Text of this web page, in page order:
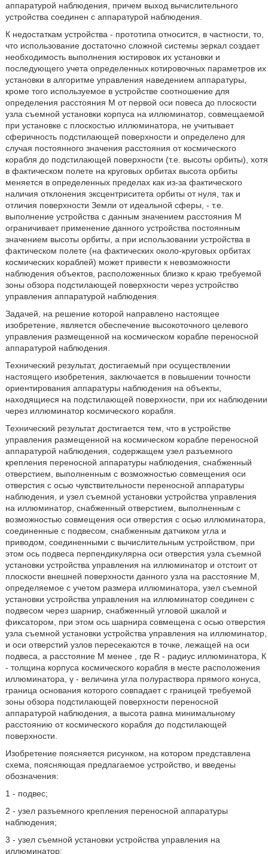
аппаратурой наблюдения, причем выход вычислительного
устройства соединен с аппаратурой наблюдения.
К недостаткам устройства - прототипа относится, в частности, то,
что использование достаточно сложной системы зеркал создает
необходимость выполнения юстировок их установки и
последующего учета определенных котировочных параметров их
установки в алгоритме управления наведением аппаратуры,
кроме того используемое в устройстве соотношение для
определения расстояния М от первой оси повеса до плоскости
узла съемной установки корпуса на иллюминатор, совмещаемой
при установке с плоскостью иллюминатора, не учитывает
сферичность подстилающей поверхности и определено для
случая постоянного значения расстояния от космического
корабля до подстилающей поверхности (т.е. высоты орбиты), хотя
в фактическом полете на круговых орбитах высота орбиты
меняется в определенных пределах как из-за фактического
наличия отклонения эксцентриситета орбиты от нуля, так и
отличия поверхности Земли от идеальной сферы, - т.е.
выполнение устройства с данным значением расстояния М
ограничивает применение данного устройства постоянным
значением высоты орбиты, а при использовании устройства в
фактическом полете (на фактических около-круговых орбитах
космических кораблей) может привести к невозможности
наблюдения объектов, расположенных близко к краю требуемой
зоны обзора подстилающей поверхности через устройство
управления аппаратурой наблюдения.
Задачей, на решение которой направлено настоящее
изобретение, является обеспечение высокоточного целевого
управления размещенной на космическом корабле переносной
аппаратурой наблюдения.
Технический результат, достигаемый при осуществлении
настоящего изобретения, заключается в повышении точности
ориентирования аппаратуры наблюдения на объекты,
находящиеся на подстилающей поверхности, при их наблюдении
через иллюминатор космического корабля.
Технический результат достигается тем, что в устройстве
управления размещенной на космическом корабле переносной
аппаратурой наблюдения, содержащем узел разъемного
крепления переносной аппаратуры наблюдения, снабженный
отверстием, выполненным с возможностью совмещения оси
отверстия с осью чувствительности переносной аппаратуры
наблюдения, и узел съемной установки устройства управления
на иллюминатор, снабженный отверстием, выполненным с
возможностью совмещения оси отверстия с осью иллюминатора,
соединенные с подвесом, снабженным датчиком угла и
приводом, соединенными с вычислительным устройством, при
этом ось подвеса перпендикулярна оси отверстия узла съемной
установки устройства управления на иллюминатор и отстоит от
плоскости внешней поверхности данного узла на расстояние М,
определяемое с учетом размера иллюминатора, узел съемной
установки устройства управления на иллюминатор соединен с
подвесом через шарнир, снабженный угловой шкалой и
фиксатором, при этом ось шарнира совмещена с осью отверстия
узла съемной установки устройства управления на иллюминатор,
и оси отверстий узлов пересекаются в точке, лежащей на оси
подвеса, а расстояние М менее
, где R - радиус иллюминатора, К
- толщина корпуса космического корабля в месте расположения
иллюминатора, γ - величина угла полураствора прямого конуса,
граница основания которого совпадает с границей требуемой
зоны обзора подстилающей поверхности переносной
аппаратурой наблюдения, а высота равна минимальному
расстоянию от космического корабля до подстилающей
поверхности.
Изобретение поясняется рисунком, на котором представлена
схема, поясняющая предлагаемое устройство, и введены
обозначения:
1 - подвес;
2 - узел разъемного крепления переносной аппаратуры
наблюдения;
3 - узел съемной установки устройства управления на
иллюминатор;